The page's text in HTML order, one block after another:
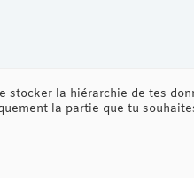
i++
)
;
stocker la hiérarchie de tes
la partie que tu